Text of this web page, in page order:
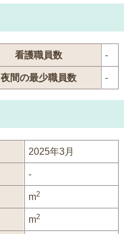
看護職員数 -
夜間の最少職員数 -
2025年3月
-
m2
m2